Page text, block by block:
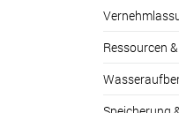
Ressourcen